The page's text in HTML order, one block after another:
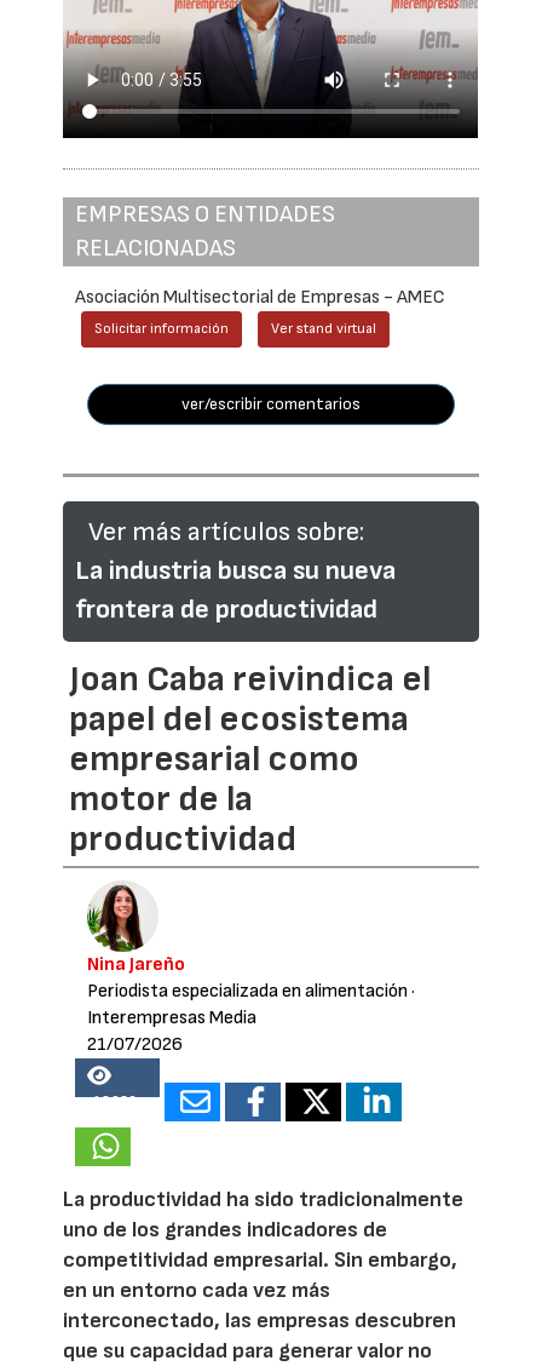
EMPRESAS O ENTIDADES
RELACIONADAS
Asociación Multisectorial de Empresas - AMEC
Solicitar información Ver stand virtual
ver/escribir comentarios
Ver más artículos sobre:
La industria busca su nueva
frontera de productividad
Joan Caba reivindica el
papel del ecosistema
empresarial como
motor de la
productividad
Nina Jareño
Periodista especializada en alimentación ·
Interempresas Media
21/07/2026
18936
La productividad ha sido tradicionalmente
uno de los grandes indicadores de
competitividad empresarial. Sin embargo,
en un entorno cada vez más
interconectado, las empresas descubren
que su capacidad para generar valor no